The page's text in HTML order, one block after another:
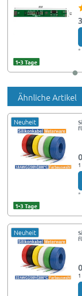
*
1-3 Tage
Ähnliche Artikel
Neuheit
1
*
1-3 Tage
Neuheit
1